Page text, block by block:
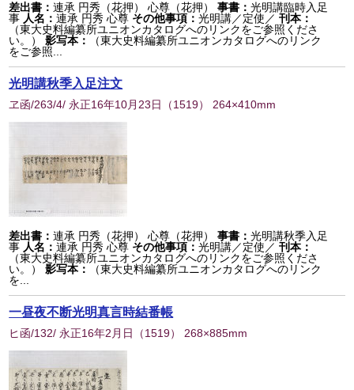
差出書：連承 円秀（花押） 心尊（花押） 事書：光明講臨時入足
事 人名：連承 円秀 心尊 その他事項：光明講／定使／刊本：
（東大史料編纂所ユニオンカタログへのリンクをご参照くださ
い。）
影写本：
（東大史料編纂所ユニオンカタログへのリンク
をご参照...
光明講秋季入足注文
ヱ函/263/4/ 永正16年10月23日 （1519） 264×410mm
差出書：連承 円秀（花押） 心尊（花押） 事書：光明講秋季入足
事 人名：連承 円秀 心尊 その他事項：光明講／定使／刊本：
（東大史料編纂所ユニオンカタログへのリンクをご参照くださ
い。）
影写本：
（東大史料編纂所ユニオンカタログへのリンク
を...
一昼夜不断光明真言時結番帳
ヒ函/132/ 永正16年2月日 （1519） 268×885mm